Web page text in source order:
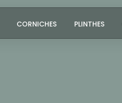
CORNICHES PLINTHES